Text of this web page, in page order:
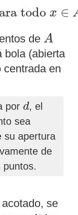
todo x ∈
todo ∈ A
de A
A
bola (abierta
centrada en
por d
d, el
sea
su apertura
de
puntos.
se